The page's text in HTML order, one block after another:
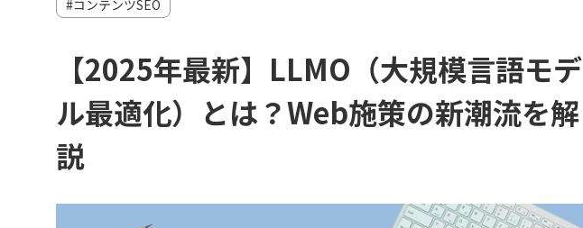
コンテンツSEO
【2025年最新】LLMO（大規模言語モデ
ル最適化）とは？Web施策の新潮流を解
説